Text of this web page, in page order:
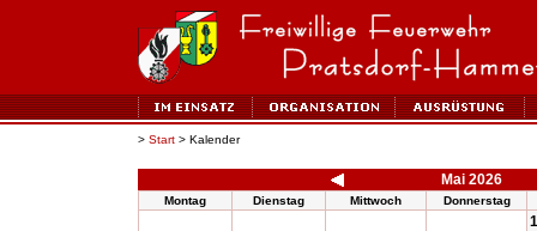
> Start > Kalender
Mai 2026
Montag Dienstag Mittwoch Donnerstag
1